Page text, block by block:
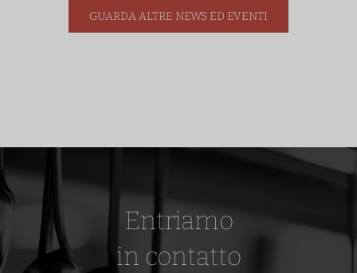
GUARDA ALTRE NEWS ED EVENTI
Entriamo
in contatto